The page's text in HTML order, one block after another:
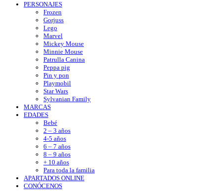
PERSONAJES
Frozen
Gorjuss
Lego
Marvel
Mickey Mouse
Minnie Mouse
Patrulla Canina
Peppa pig
Pin y pon
Playmobil
Star Wars
Sylvanian Family
MARCAS
EDADES
Bebé
2 – 3 años
4-5 años
6 – 7 años
8 – 9 años
+ 10 años
Para toda la familia
APARTADOS ONLINE
CONÓCENOS